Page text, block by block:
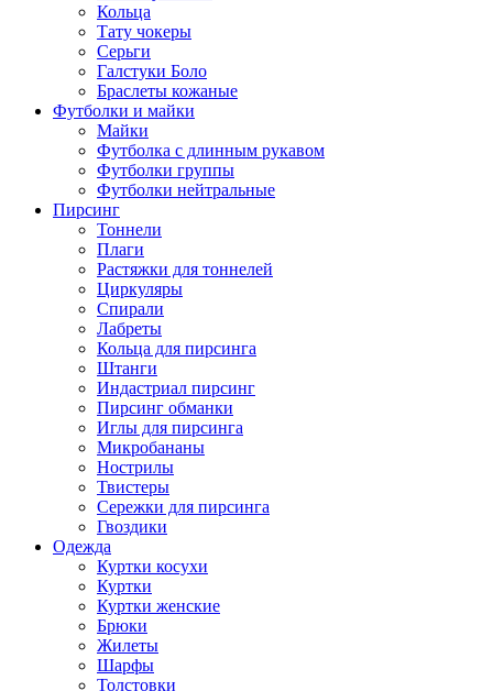
Кольца
Тату чокеры
Серьги
Галстуки Боло
Браслеты кожаные
Футболки и майки
Майки
Футболка с длинным рукавом
Футболки группы
Футболки нейтральные
Пирсинг
Тоннели
Плаги
Растяжки для тоннелей
Циркуляры
Спирали
Лабреты
Кольца для пирсинга
Штанги
Индастриал пирсинг
Пирсинг обманки
Иглы для пирсинга
Микробананы
Нострилы
Твистеры
Сережки для пирсинга
Гвоздики
Одежда
Куртки косухи
Куртки
Куртки женские
Брюки
Жилеты
Шарфы
Толстовки